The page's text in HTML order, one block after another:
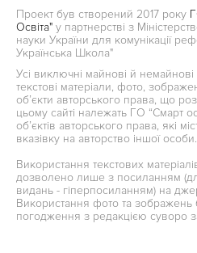
Проект був створений 2017 року
Освіта" у партнерстві з
науки України для комунікації
Українська Школа"
Усі виключні майнові й
текстові матеріали, фото,
об’єкти авторського права, що
цьому сайті належать ГО “Смарт
об’єктів авторського права, які
вказівку на авторство іншої особи.
Використання текстових
дозволено лише з посиланням
видань - гіперпосиланням) на
Використання фото та зображень
погодження з редакцією суворо